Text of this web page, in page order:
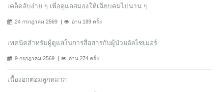
เคล็ดลับง่าย ๆ เพื่อดูแลสมองให้เฉียบคมไปนาน ๆ
24 กรกฎาคม 2569 อ่าน 189 ครั้ง
เทคนิคสำหรับผู้ดูแลในการสื่อสารกับผู้ป่วยอัลไซเมอร์
9 กรกฎาคม 2569 อ่าน 274 ครั้ง
เนื้องอกต่อมลูกหมาก